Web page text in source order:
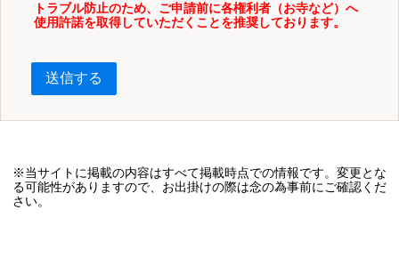
トラブル防止のため、ご申請前に各権利者（お寺など）へ
使用許諾を取得していただくことを推奨しております。
送信する
※当サイトに掲載の内容はすべて掲載時点での情報です。変更とな
る可能性がありますので、お出掛けの際は念の為事前にご確認くだ
さい。